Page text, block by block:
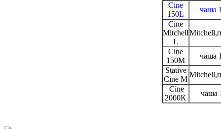
Cine
150L
чаша
Cine
Mitchell
L
Cine
150M
чаша
Stative
Cine M
Cine
2000K
чаша